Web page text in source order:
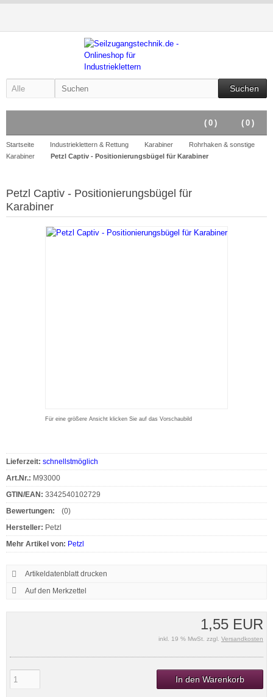
Suchen
( 0 )
( 0 )
Startseite Industrieklettern & Rettung Karabiner
Rohrhaken & sonstige
Karabiner
Petzl Captiv - Positionierungsbügel für Karabiner
Petzl Captiv - Positionierungsbügel für
Karabiner
Für eine größere Ansicht klicken Sie auf das Vorschaubild
1,55 EUR
inkl. 19 % MwSt. zzgl. Versandkosten
In den Warenkorb
Lieferzeit: schnellstmöglich
Art.Nr.: M93000
GTIN/EAN: 3342540102729
Bewertungen:
(0)
Hersteller: Petzl
Mehr Artikel von: Petzl
Artikeldatenblatt drucken